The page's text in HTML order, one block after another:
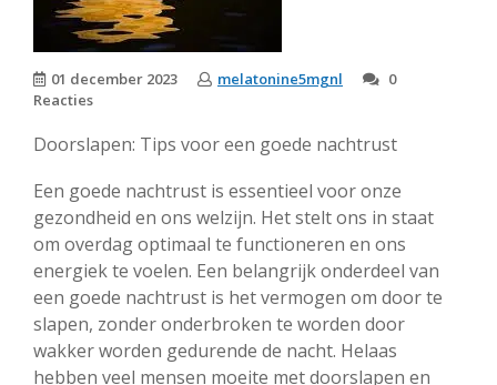
01 december 2023 melatonine5mgnl
0
Reacties
Doorslapen: Tips voor een goede nachtrust
Een goede nachtrust is essentieel voor onze
gezondheid en ons welzijn. Het stelt ons in staat
om overdag optimaal te functioneren en ons
energiek te voelen. Een belangrijk onderdeel van
een goede nachtrust is het vermogen om door te
slapen, zonder onderbroken te worden door
wakker worden gedurende de nacht. Helaas
hebben veel mensen moeite met doorslapen en